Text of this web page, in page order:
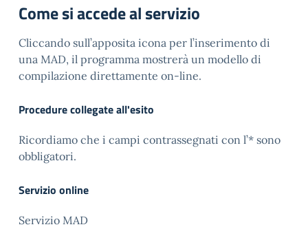
Come si accede al servizio
Cliccando sull’apposita icona per l’inserimento di
una MAD, il programma mostrerà un modello di
compilazione direttamente on-line.
Procedure collegate all'esito
Ricordiamo che i campi contrassegnati con l’* sono
obbligatori.
Servizio online
Servizio MAD